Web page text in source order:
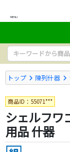
MENU
トップ 陳列什器
商品ID：55071***
シェルフワ
用品 什器